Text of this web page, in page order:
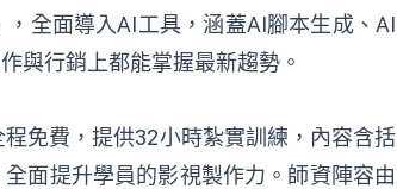
全面導入AI工具，涵蓋AI腳本生成、AI
與行銷上都能掌握最新趨勢。
免費，提供32小時紮實訓練，內容含括
面提升學員的影視製作力。師資陣容由